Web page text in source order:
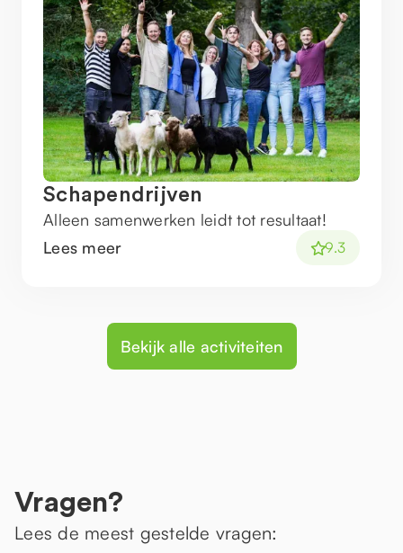
Schapendrijven
Alleen samenwerken leidt tot resultaat!
Lees meer
9.3
Bekijk alle activiteiten
Vragen?
Lees de meest gestelde vragen: